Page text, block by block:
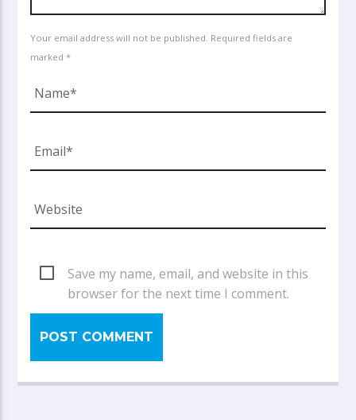
Your email address will not be published. Required fields are
marked *
Save my name, email, and website in this
browser for the next time I comment.